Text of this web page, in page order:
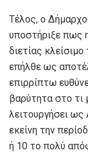
Τέλος, ο
υποστήριξε πως
διετίας
επήλθε ως
επιρρίπτω
βαρύτητα στο τι
λειτουργήσει
εκείνη την
ή 10 το πολύ